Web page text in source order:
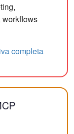
workflows
completa